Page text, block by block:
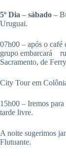
5º Dia – sábado –
Uruguai.
07h00 – após o café
grupo embarcará
Sacramento, de
City Tour em
15h00 – Iremos
tarde livre.
A noite sugerimos
Flutuante.